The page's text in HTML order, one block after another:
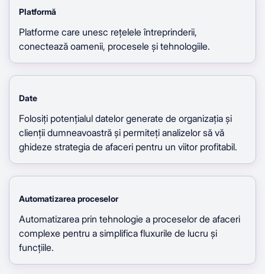
Platformă
Platforme care unesc rețelele întreprinderii,
conectează oamenii, procesele și tehnologiile.
Date
Folosiți potențialul datelor generate de organizația și
clienții dumneavoastră și permiteți analizelor să vă
ghideze strategia de afaceri pentru un viitor profitabil.
Automatizarea proceselor
Automatizarea prin tehnologie a proceselor de afaceri
complexe pentru a simplifica fluxurile de lucru și
funcțiile.